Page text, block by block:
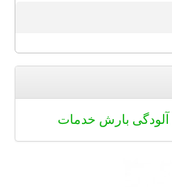
آلودگی بارش خدمات